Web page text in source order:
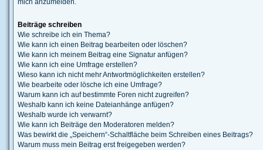
mich anzumelden.
Beiträge schreiben
Wie schreibe ich ein Thema?
Wie kann ich einen Beitrag bearbeiten oder löschen?
Wie kann ich meinem Beitrag eine Signatur anfügen?
Wie kann ich eine Umfrage erstellen?
Wieso kann ich nicht mehr Antwortmöglichkeiten erstellen?
Wie bearbeite oder lösche ich eine Umfrage?
Warum kann ich auf bestimmte Foren nicht zugreifen?
Weshalb kann ich keine Dateianhänge anfügen?
Weshalb wurde ich verwarnt?
Wie kann ich Beiträge den Moderatoren melden?
Was bewirkt die „Speichern“-Schaltfläche beim Schreiben eines Beitrags?
Warum muss mein Beitrag erst freigegeben werden?